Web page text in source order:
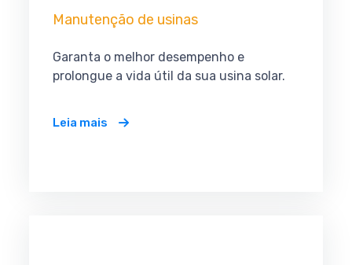
Manutenção de usinas
Garanta o melhor desempenho e
prolongue a vida útil da sua usina solar.
Leia mais